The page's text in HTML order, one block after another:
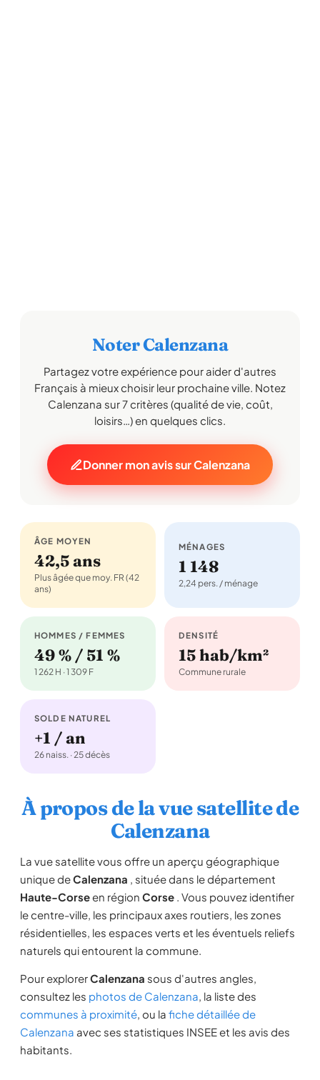
Noter Calenzana
Partagez votre expérience pour aider d'autres
Français à mieux choisir leur prochaine ville. Notez
Calenzana sur 7 critères (qualité de vie, coût,
loisirs…) en quelques clics.
Donner mon avis sur Calenzana
ÂGE MOYEN
42,5 ans
Plus âgée que moy. FR (42
ans)
MÉNAGES
1 148
2,24 pers. / ménage
HOMMES / FEMMES
49 % / 51 %
1 262 H · 1 309 F
DENSITÉ
15 hab/km²
Commune rurale
SOLDE NATUREL
+1 / an
26 naiss. · 25 décès
À propos de la vue satellite de
Calenzana
La vue satellite vous offre un aperçu géographique
unique deCalenzana , située dans le département
Haute-Corseen région Corse . Vous pouvez identifier
le centre-ville, les principaux axes routiers, les zones
résidentielles, les espaces verts et les éventuels reliefs
naturels qui entourent la commune.
Pour explorerCalenzana sous d'autres angles,
consultez les photos de Calenzana, la liste des
communes à proximité, ou la fiche détaillée de
Calenzana avec ses statistiques INSEE et les avis des
habitants.